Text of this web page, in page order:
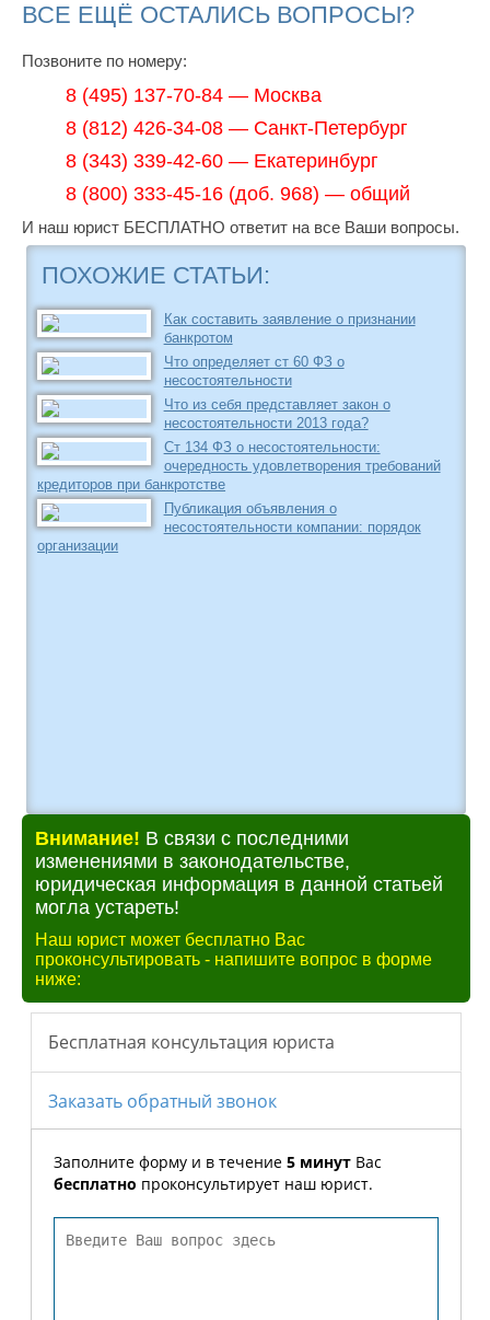
ВСЕ ЕЩЁ ОСТАЛИСЬ ВОПРОСЫ?
Позвоните по номеру:
8 (495) 137-70-84 — Москва
8 (812) 426-34-08 — Санкт-Петербург
8 (343) 339-42-60 — Екатеринбург
8 (800) 333-45-16 (доб. 968) — общий
И наш юрист БЕСПЛАТНО ответит на все Ваши вопросы.
ПОХОЖИЕ СТАТЬИ:
Как составить заявление о признании
банкротом
Что определяет ст 60 ФЗ о
несостоятельности
Что из себя представляет закон о
несостоятельности 2013 года?
Ст 134 ФЗ о несостоятельности:
очередность удовлетворения требований
кредиторов при банкротстве
Публикация объявления о
несостоятельности компании: порядок
организации
Внимание! В связи с последними
изменениями в законодательстве,
юридическая информация в данной статьей
могла устареть!
Наш юрист может бесплатно Вас
проконсультировать - напишите вопрос в форме
ниже: